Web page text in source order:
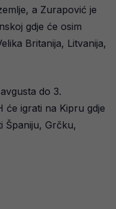
a Zurapović je
gdje će osim
Britanija, Litvanija,
do 3.
će igrati na Kipru gdje
Španiju, Grčku,